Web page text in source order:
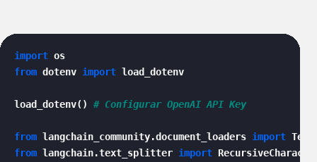
import
from dotenv import load_dotenv
load_dotenv() # Configurar OpenAI API Key
from langchain_community.document_loaders import
from langchain.text_splitter import